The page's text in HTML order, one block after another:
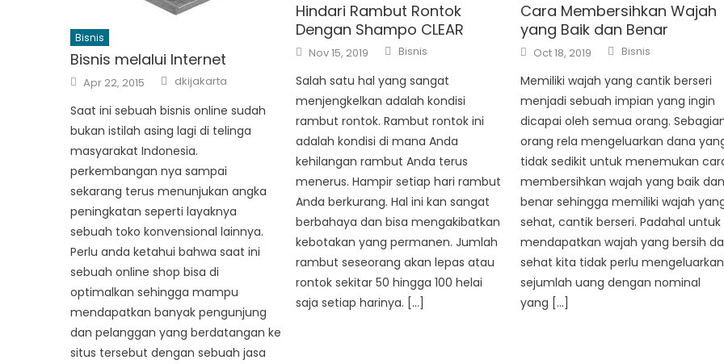
Bisnis
Bisnis melalui Internet
Posted
on
Apr 22, 2015 Author
dkijakarta
Saat ini sebuah bisnis online sudah
bukan istilah asing lagi di telinga
masyarakat Indonesia.
perkembangan nya sampai
sekarang terus menunjukan angka
peningkatan seperti layaknya
sebuah toko konvensional lainnya.
Perlu anda ketahui bahwa saat ini
sebuah online shop bisa di
optimalkan sehingga mampu
mendapatkan banyak pengunjung
dan pelanggan yang berdatangan ke
situs tersebut dengan sebuah jasa
Hindari Rambut Rontok
Dengan Shampo CLEAR
Posted
on
Nov 15, 2019 Author
Bisnis
Salah satu hal yang sangat
menjengkelkan adalah kondisi
rambut rontok. Rambut rontok ini
adalah kondisi di mana Anda
kehilangan rambut Anda terus
menerus. Hampir setiap hari rambut
Anda berkurang. Hal ini kan sangat
berbahaya dan bisa mengakibatkan
kebotakan yang permanen. Jumlah
rambut seseorang akan lepas atau
rontok sekitar 50 hingga 100 helai
saja setiap harinya. […]
Cara Membersihkan Wajah
yang Baik dan Benar
Posted
on
Oct 18, 2019 Author
Bisnis
Memiliki wajah yang cantik berseri
menjadi sebuah impian yang ingin
dicapai oleh semua orang.
orang rela mengeluarkan dana
tidak sedikit untuk menemukan
membersihkan wajah yang baik dan
benar sehingga memiliki wajah
sehat, cantik berseri. Padahal untuk
mendapatkan wajah yang bersih
sehat kita tidak perlu mengeluarkan
sejumlah uang dengan nominal
yang […]